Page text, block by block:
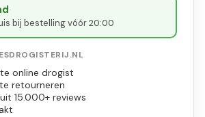
·
bij bestelling vóór 20:00
online drogist
retourneren
15.000+ reviews